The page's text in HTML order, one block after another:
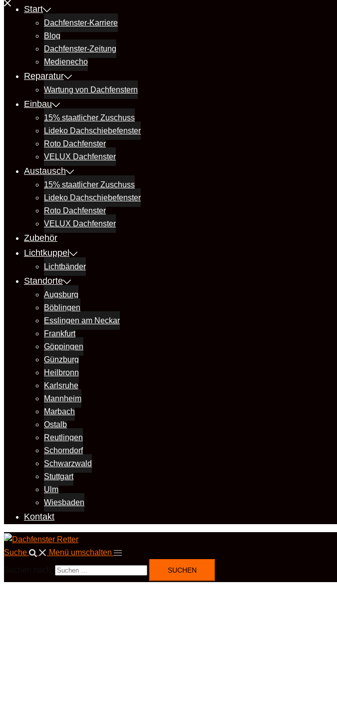
Start
Dachfenster-Karriere
Blog
Dachfenster-Zeitung
Medienecho
Reparatur
Wartung von Dachfenstern
Einbau
15% staatlicher Zuschuss
Lideko Dachschiebefenster
Roto Dachfenster
VELUX Dachfenster
Austausch
15% staatlicher Zuschuss
Lideko Dachschiebefenster
Roto Dachfenster
VELUX Dachfenster
Zubehör
Lichtkuppel
Lichtbänder
Standorte
Augsburg
Böblingen
Esslingen am Neckar
Frankfurt
Göppingen
Günzburg
Heilbronn
Karlsruhe
Mannheim
Marbach
Ostalb
Reutlingen
Schorndorf
Schwarzwald
Stuttgart
Ulm
Wiesbaden
Kontakt
Suche Menü umschalten